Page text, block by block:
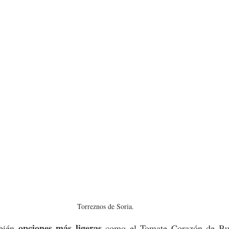
Torreznos de Soria.